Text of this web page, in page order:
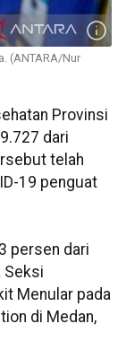
(ANTARA/Nur
Provinsi
dari
telah
19 penguat
persen dari
Seksi
Menular pada
di Medan,